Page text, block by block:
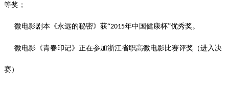
等奖；
微电影剧本《永远的秘密》获“2015年中国健康杯”优秀奖。
微电影《青春印记》正在参加浙江省职高微电影比赛评奖（进入决
赛）